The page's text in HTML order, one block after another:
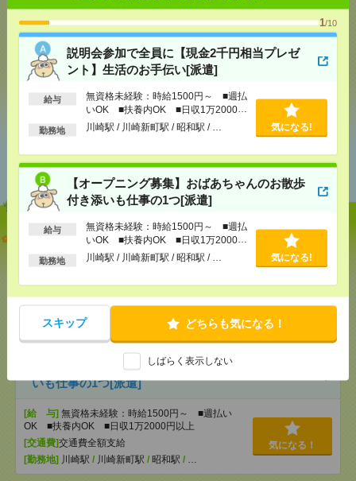
1/10
説明会参加で全員に【現金2千円相当プレゼ
ント】生活のお手伝い[派遣]
給与
無資格未経験：時給1500円～ ■週払
いOK ■扶養内OK ■日収1万2000円
以上
勤務地 川崎駅 / 川崎新町駅 / 昭和駅 / … 気になる!
【オープニング募集】おばあちゃんのお散歩
付き添いも仕事の1つ[派遣]
給与
無資格未経験：時給1500円～ ■週払
いOK ■扶養内OK ■日収1万2000円
以上
勤務地 川崎駅 / 川崎新町駅 / 昭和駅 / … 気になる!
スキップ どちらも気になる！
しばらく表示しない
メールで送る LINEで送る
ツイート
あなたの閲覧履歴からの
おすすめ
説明会参加で全員に【現金2千円相当プレゼント】生
活のお手伝い[派遣]
OK ■扶養内OK ■日収1万2000円以上
交通費全額支給
[勤務地]川崎駅 昭和駅 /…
【オープニング募集】おばあちゃんのお散歩付き添
いも仕事の1つ[派遣]
[給 与] 無資格未経験：時給1500円～ ■週払い
OK ■扶養内OK ■日収1万2000円以上
[交通費]交通費全額支給
[勤務地] 川崎駅 / 川崎新町駅 / 昭和駅 / …
気になる！